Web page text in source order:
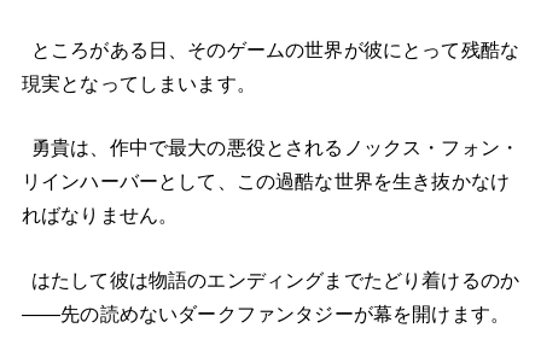
ところがある日、そのゲームの世界が彼にとって残酷な
現実となってしまいます。
勇貴は、作中で最大の悪役とされるノックス・フォン・
リインハーバーとして、この過酷な世界を生き抜かなけ
ればなりません。
はたして彼は物語のエンディングまでたどり着けるのか
――先の読めないダークファンタジーが幕を開けます。